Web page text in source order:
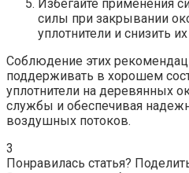
Избегайте применения
силы при закрывании
уплотнители и снизить
Соблюдение этих
поддерживать в хорошем
уплотнители на деревянных
службы и обеспечивая
воздушных потоков.
3
Понравилась статья?